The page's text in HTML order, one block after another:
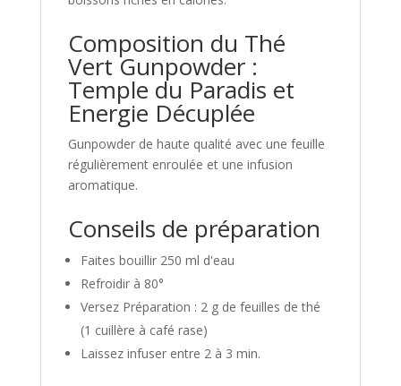
Composition du Thé
Vert Gunpowder :
Temple du Paradis et
Energie Décuplée
Gunpowder de haute qualité avec une feuille
régulièrement enroulée et une infusion
aromatique.
Conseils de préparation
Faites bouillir 250 ml d'eau
Refroidir à 80°
Versez Préparation : 2 g de feuilles de thé
(1 cuillère à café rase)
Laissez infuser entre 2 à 3 min.